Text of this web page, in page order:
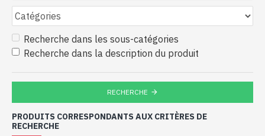
Recherche dans les sous-catégories
Recherche dans la description du produit
RECHERCHE
PRODUITS CORRESPONDANTS AUX CRITÈRES DE
RECHERCHE